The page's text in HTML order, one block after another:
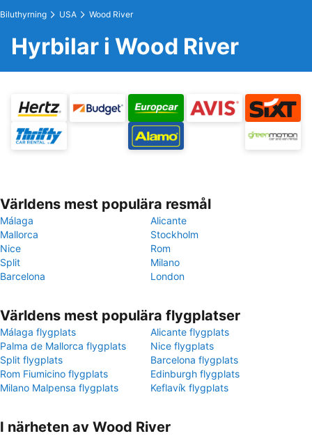
Biluthyrning USA Wood River
Hyrbilar i Wood River
Världens mest populära resmål
Málaga
Alicante
Mallorca
Stockholm
Nice
Rom
Split
Milano
Barcelona
London
Världens mest populära flygplatser
Málaga flygplats
Alicante flygplats
Palma de Mallorca flygplats
Nice flygplats
Split flygplats
Barcelona flygplats
Rom Fiumicino flygplats
Edinburgh flygplats
Milano Malpensa flygplats
Keflavík flygplats
I närheten av Wood River